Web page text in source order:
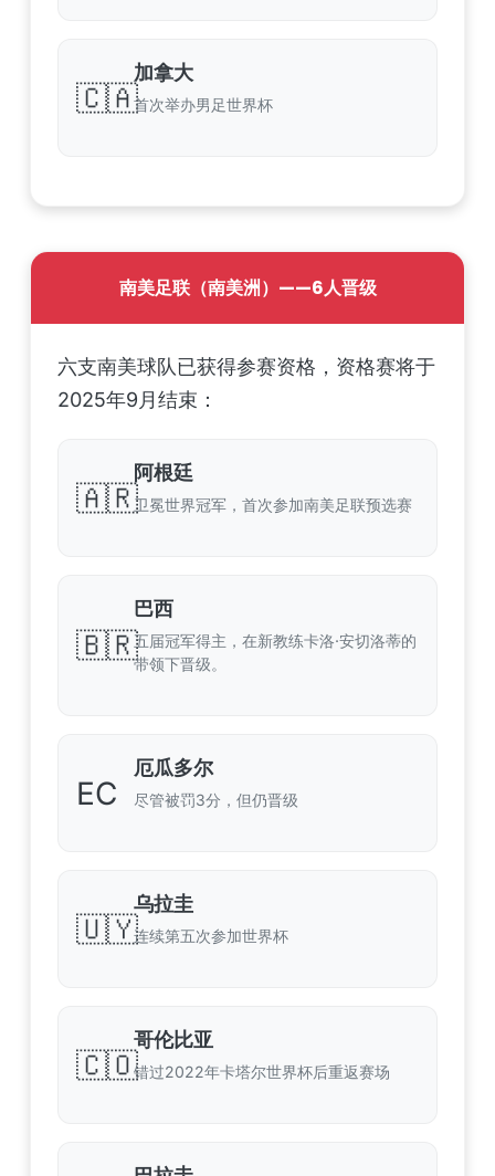
🇨🇦
加拿大
首次举办男足世界杯
南美足联（南美洲）——6人晋级
六支南美球队已获得参赛资格，资格赛将于
2025年9月结束：
🇦🇷
阿根廷
卫冕世界冠军，首次参加南美足联预选赛
🇧🇷
巴西
五届冠军得主，在新教练卡洛·安切洛蒂的
带领下晋级。
EC
厄瓜多尔
尽管被罚3分，但仍晋级
🇺🇾
乌拉圭
连续第五次参加世界杯
🇨🇴
哥伦比亚
错过2022年卡塔尔世界杯后重返赛场